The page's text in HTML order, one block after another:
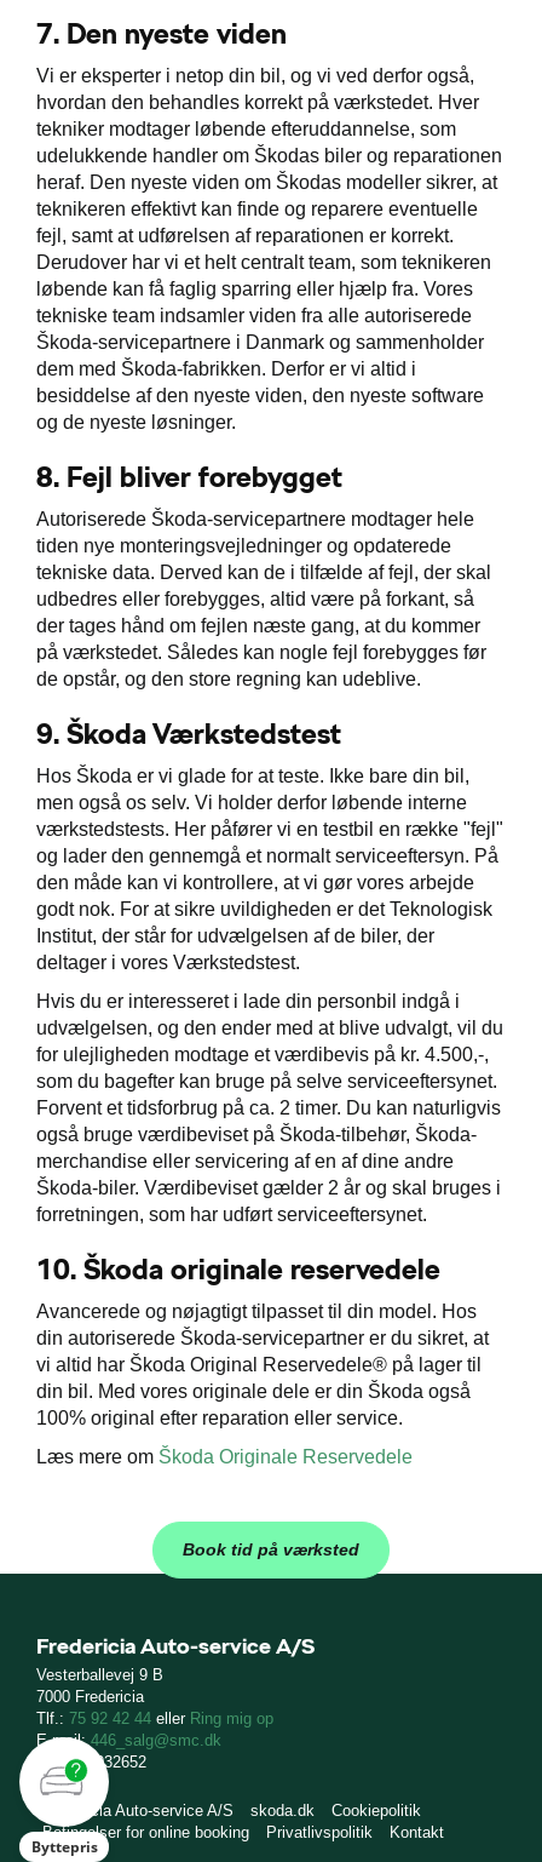
7. Den nyeste viden
Vi er eksperter i netop din bil, og vi ved derfor også,
hvordan den behandles korrekt på værkstedet. Hver
tekniker modtager løbende efteruddannelse, som
udelukkende handler om Škodas biler og reparationen
heraf. Den nyeste viden om Škodas modeller sikrer, at
teknikeren effektivt kan finde og reparere eventuelle
fejl, samt at udførelsen af reparationen er korrekt.
Derudover har vi et helt centralt team, som teknikeren
løbende kan få faglig sparring eller hjælp fra. Vores
tekniske team indsamler viden fra alle autoriserede
Škoda-servicepartnere i Danmark og sammenholder
dem med Škoda-fabrikken. Derfor er vi altid i
besiddelse af den nyeste viden, den nyeste software
og de nyeste løsninger.
8. Fejl bliver forebygget
Autoriserede Škoda-servicepartnere modtager hele
tiden nye monteringsvejledninger og opdaterede
tekniske data. Derved kan de i tilfælde af fejl, der skal
udbedres eller forebygges, altid være på forkant, så
der tages hånd om fejlen næste gang, at du kommer
på værkstedet. Således kan nogle fejl forebygges før
de opstår, og den store regning kan udeblive.
9. Škoda Værkstedstest
Hos Škoda er vi glade for at teste. Ikke bare din bil,
men også os selv. Vi holder derfor løbende interne
værkstedstests. Her påfører vi en testbil en række "fejl"
og lader den gennemgå et normalt serviceeftersyn. På
den måde kan vi kontrollere, at vi gør vores arbejde
godt nok. For at sikre uvildigheden er det Teknologisk
Institut, der står for udvælgelsen af de biler, der
deltager i vores Værkstedstest.
Hvis du er interesseret i lade din personbil indgå i
udvælgelsen, og den ender med at blive udvalgt, vil du
for ulejligheden modtage et værdibevis på kr. 4.500,-,
som du bagefter kan bruge på selve serviceeftersynet.
Forvent et tidsforbrug på ca. 2 timer. Du kan naturligvis
også bruge værdibeviset på Škoda-tilbehør, Škoda-
merchandise eller servicering af en af dine andre
Škoda-biler. Værdibeviset gælder 2 år og skal bruges i
forretningen, som har udført serviceeftersynet.
10. Škoda originale reservedele
Avancerede og nøjagtigt tilpasset til din model. Hos
din autoriserede Škoda-servicepartner er du sikret, at
vi altid har Škoda Original Reservedele® på lager til
din bil. Med vores originale dele er din Škoda også
100% original efter reparation eller service.
Læs mere om Škoda Originale Reservedele
Book tid på værksted
Fredericia Auto-service A/S
Vesterballevej 9 B
7000 Fredericia
Tlf.: 75 92 42 44 eller Ring mig op
E-mail:446_salg@smc.dk
CVR: 10032652
Fredericia Auto-service A/S skoda.dk
Cookiepolitik
Betingelser for online booking
Privatlivspolitik Kontakt
Byttepris